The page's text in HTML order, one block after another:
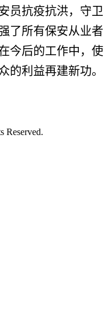
员抗疫抗洪，守卫
了所有保安从业者
今后的工作中，使
的利益再建新功。